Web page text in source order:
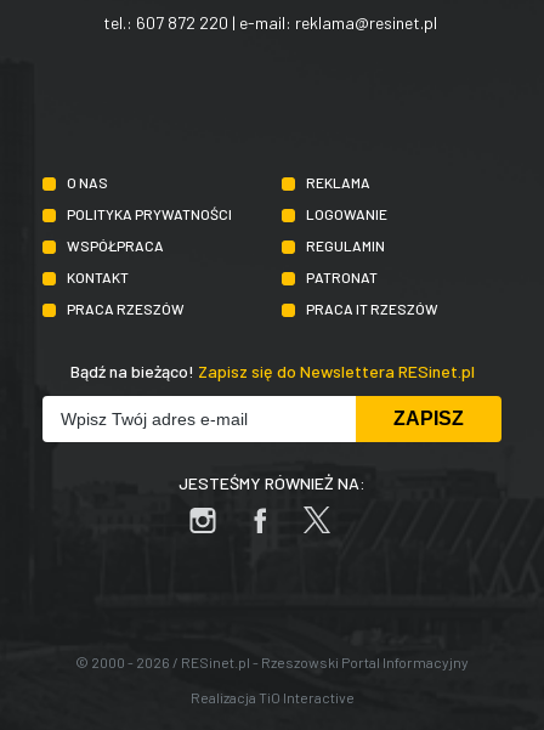
tel.: 607 872 220 | e-mail: reklama@resinet.pl
O NAS
REKLAMA
POLITYKA PRYWATNOŚCI
LOGOWANIE
WSPÓŁPRACA
REGULAMIN
KONTAKT
PATRONAT
PRACA RZESZÓW
PRACA IT RZESZÓW
Bądź na bieżąco! Zapisz się do Newslettera RESinet.pl
JESTEŚMY RÓWNIEŻ NA:
© 2000 - 2026 / RESinet.pl - Rzeszowski Portal Informacyjny
Realizacja TiO Interactive